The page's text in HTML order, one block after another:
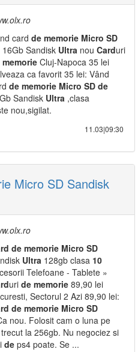
card de memorie Micro SD
16Gb Sandisk Ultra nou Carduri
memorie Cluj-Napoca 35 lei
ca favorit 35 lei: Vând
de memorie Micro SD de
Sandisk Ultra ,clasa
nou,sigilat.
11.03|09:30
Micro SD Sandisk
de memorie Micro SD
Ultra 128gb clasa 10
Telefoane - Tablete »
uri de memorie 89,90 lei
Sectorul 2 Azi 89,90 lei:
de memorie Micro SD
nou. Folosit cam o luna pe
la 256gb. Nu negociez si
de ps4 poate. Se ...